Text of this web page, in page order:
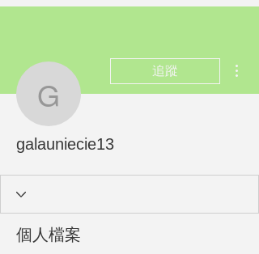
galauniecie13
追蹤
galauniecie13
個人檔案